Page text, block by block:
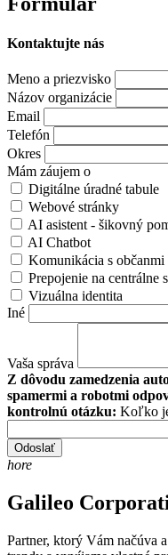
Kontaktujte nás
Meno a priezvisko
Názov organizácie
Email
Telefón
Okres
Mám záujem o
Digitálne úradné tabule
Webové stránky
AI asistent - šikovný
AI Chatbot
Komunikácia s
Prepojenie na
Vizuálna identita
Iné
Vaša správa
Z dôvodu zamedzenia
spamermi a robotmi
kontrolnú otázku: Koľko
Odoslať
hore
Galileo
Partner, ktorý Vám načúva